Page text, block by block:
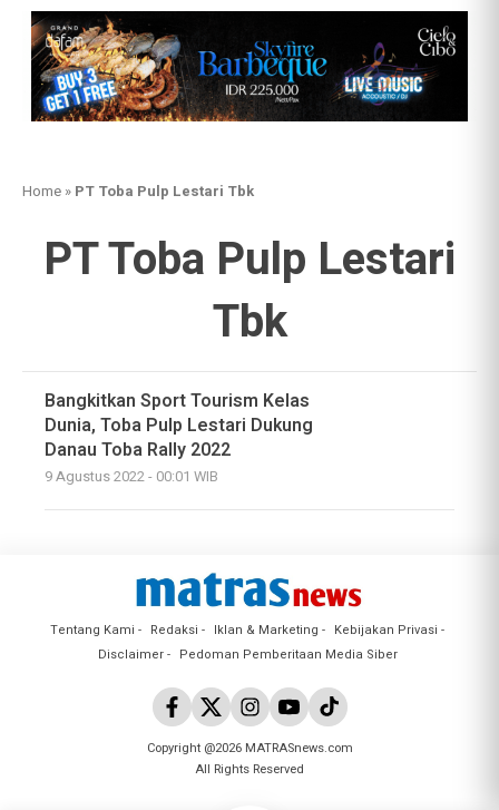
Home » PT Toba Pulp Lestari Tbk
PT Toba Pulp Lestari
Tbk
Bangkitkan Sport Tourism Kelas
Dunia, Toba Pulp Lestari Dukung
Danau Toba Rally 2022
9 Agustus 2022 - 00:01 WIB
Tentang Kami Redaksi Iklan & Marketing
Kebijakan Privasi
Disclaimer
Pedoman Pemberitaan Media Siber
Copyright @2026 MATRASnews.com
All Rights Reserved